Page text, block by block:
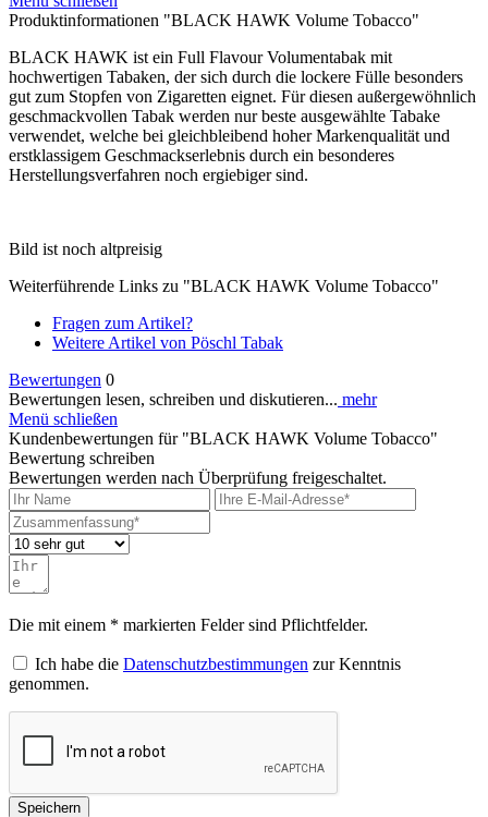
Produktinformationen "BLACK HAWK Volume Tobacco"
BLACK HAWK ist ein Full Flavour Volumentabak mit
hochwertigen Tabaken, der sich durch die lockere Fülle besonders
gut zum Stopfen von Zigaretten eignet. Für diesen außergewöhnlich
geschmackvollen Tabak werden nur beste ausgewählte Tabake
verwendet, welche bei gleichbleibend hoher Markenqualität und
erstklassigem Geschmackserlebnis durch ein besonderes
Herstellungsverfahren noch ergiebiger sind.
Bild ist noch altpreisig
Weiterführende Links zu "BLACK HAWK Volume Tobacco"
Fragen zum Artikel?
Weitere Artikel von Pöschl Tabak
Bewertungen 0
Bewertungen lesen, schreiben und diskutieren... mehr
Menü schließen
Kundenbewertungen für "BLACK HAWK Volume Tobacco"
Bewertung schreiben
Bewertungen werden nach Überprüfung freigeschaltet.
Die mit einem * markierten Felder sind Pflichtfelder.
Ich habe die Datenschutzbestimmungen zur Kenntnis
genommen.
Speichern